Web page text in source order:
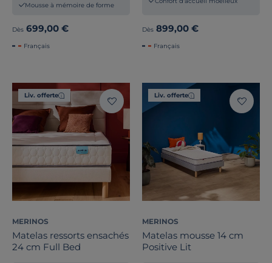
Mousse à mémoire de forme
Dès 699,00 €
Français
Dès 899,00 €
Français
Liv. offerte
MERINOS
Matelas ressorts ensachés
24 cm Full Bed
Liv. offerte
MERINOS
Matelas mousse 14 cm
Positive Lit